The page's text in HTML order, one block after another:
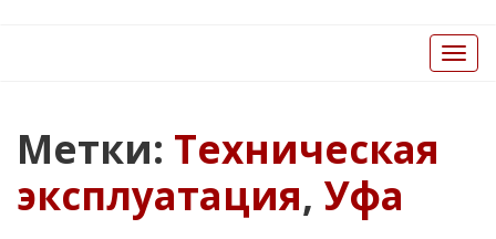
Вкл/
Выкл
Метки: Техническая
эксплуатация, Уфа